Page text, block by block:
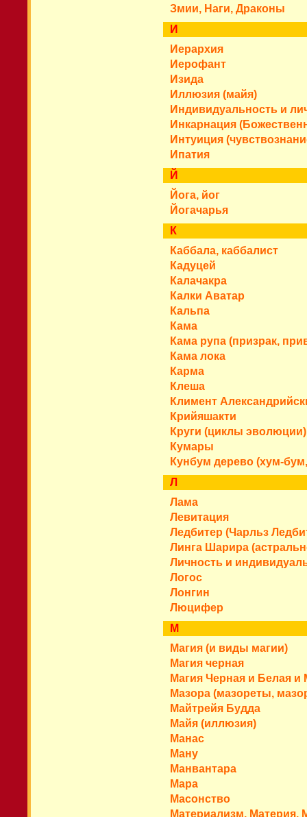
Змии, Наги, Драконы
И
Иерархия
Иерофант
Изида
Иллюзия (майя)
Индивидуальность и
Инкарнация
Интуиция
Ипатия
Й
Йога, йог
Йогачарья
К
Каббала, каббалист
Кадуцей
Калачакра
Калки Аватар
Кальпа
Кама
Кама рупа (призрак,
Кама лока
Карма
Клеша
Климент
Крийяшакти
Круги (циклы эволюции)
Кумары
Кунбум дерево (хум-
Л
Лама
Левитация
Ледбитер (Чарльз
Линга Шарира
Личность и
Логос
Лонгин
Люцифер
М
Магия (и виды магии)
Магия черная
Магия Черная и Белая и
Мазора (мазореты,
Майтрейя Будда
Майя (иллюзия)
Манас
Ману
Манвантара
Мара
Масонство
Материализм. Материя.